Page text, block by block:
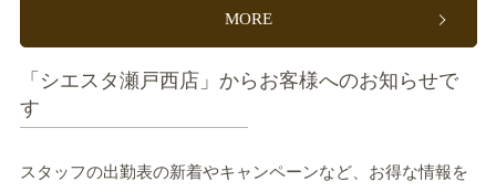
MORE
「シエスタ瀬戸西店」からお客様へのお知らせで
す
スタッフの出勤表の新着やキャンペーンなど、お得な情報を